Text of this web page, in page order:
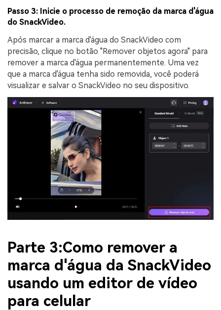
Passo 3: Inicie o processo de remoção da marca d'água
do SnackVideo.
Após marcar a marca d'água do SnackVideo com
precisão, clique no botão "Remover objetos agora" para
remover a marca d'água permanentemente. Uma vez
que a marca d'água tenha sido removida, você poderá
visualizar e salvar o SnackVideo no seu dispositivo.
Parte 3:Como remover a
marca d'água da SnackVideo
usando um editor de vídeo
para celular